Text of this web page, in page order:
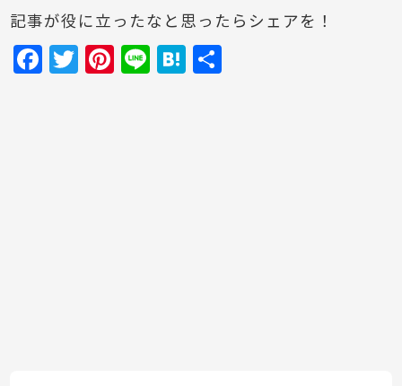
記事が役に立ったなと思ったらシェアを！
F
T
Pi Li H